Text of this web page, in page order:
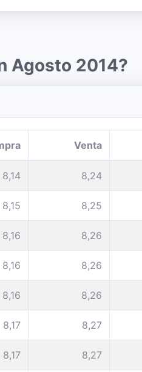
Agosto 2014?
Venta
8,14 8,24
8,15 8,25
8,16 8,26
8,16 8,26
8,16 8,26
8,17 8,27
8,17 8,27